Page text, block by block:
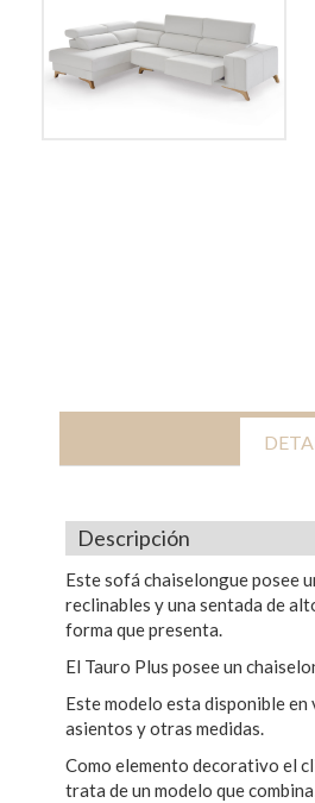
Descripción
Este sofá chaiselongue posee
reclinables y una sentada de
forma que presenta.
El Tauro Plus posee un
Este modelo esta disponible
asientos y otras medidas.
Como elemento decorativo el
trata de un modelo que